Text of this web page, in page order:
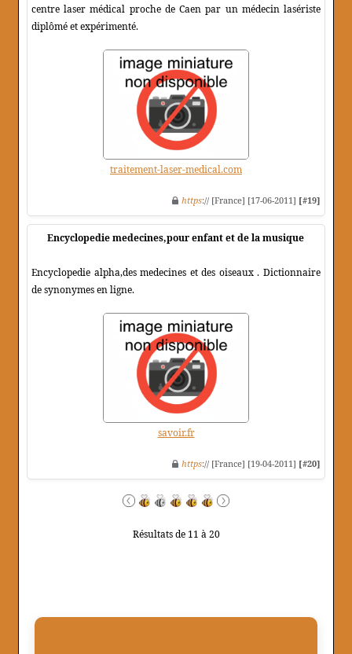
centre laser médical proche de Caen par un médecin lasériste
diplômé et expérimenté.
traitement-laser-medical.com
https:// [France] [17-06-2011] [#19]
Encyclopedie medecines,pour enfant et de la musique
Encyclopedie alpha,des medecines et des oiseaux . Dictionnaire
de synonymes en ligne.
savoir.fr
https:// [France] [19-04-2011] [#20]
Résultats de 11 à 20